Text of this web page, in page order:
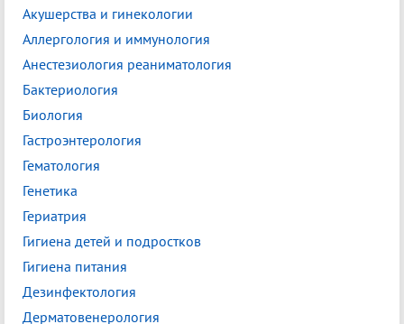
Акушерства и гинекологии
Аллергология и иммунология
Анестезиология реаниматология
Бактериология
Биология
Гастроэнтерология
Гематология
Генетика
Гериатрия
Гигиена детей и подростков
Гигиена питания
Дезинфектология
Дерматовенерология